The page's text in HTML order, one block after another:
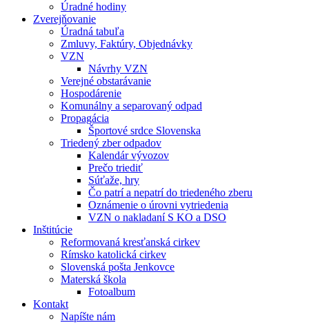
Úradné hodiny
Zverejňovanie
Úradná tabuľa
Zmluvy, Faktúry, Objednávky
VZN
Návrhy VZN
Verejné obstarávanie
Hospodárenie
Komunálny a separovaný odpad
Propagácia
Športové srdce Slovenska
Triedený zber odpadov
Kalendár vývozov
Prečo triediť
Súťaže, hry
Čo patrí a nepatrí do triedeného zberu
Oznámenie o úrovni vytriedenia
VZN o nakladaní S KO a DSO
Inštitúcie
Reformovaná kresťanská cirkev
Rímsko katolická cirkev
Slovenská pošta Jenkovce
Materská škola
Fotoalbum
Kontakt
Napíšte nám